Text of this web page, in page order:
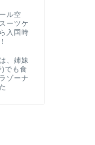
ル空
ーツケ
入国時
、姉妹
)でも食
ゾーナ